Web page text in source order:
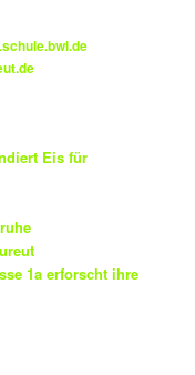
Eis für
1a erforscht ihre